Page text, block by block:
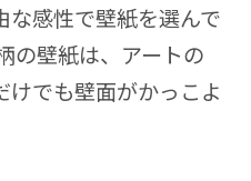
な感性で壁紙を選んで
の壁紙は、アートの
けでも壁面がかっこよ